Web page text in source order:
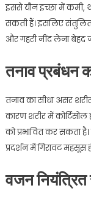
इससे यौन इच्छा में कमी,
सकती हैं। इसलिए संतुलित
और गहरी नींद लेना बेहद
तनाव प्रबंधन
तनाव का सीधा असर
कारण शरीर में कोर्टिसोल
को प्रभावित कर सकता
प्रदर्शन में गिरावट महसूस
वजन